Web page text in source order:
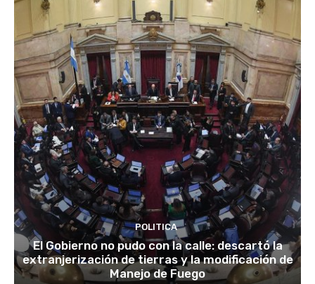
POLITICA
El Gobierno no pudo con la calle: descartó la
extranjerización de tierras y la modificación de
Manejo de Fuego